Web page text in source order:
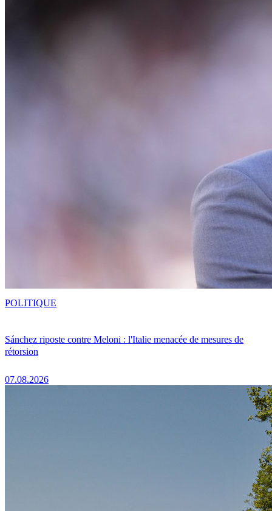
Sánchez riposte contre Meloni : l'Italie menacée de mesures de
rétorsion
07.08.2026
POLITIQUE